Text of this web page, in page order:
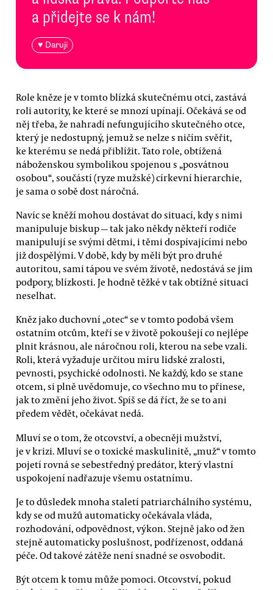
a přidejte se k nám!
♥ Daruji
Role kněze je v tomto blízká skutečnému otci, zastává
roli autority, ke které se mnozí upínají. Očekává se od
něj třeba, že nahradí nefungujícího skutečného otce,
který je nedostupný, jemuž se nelze s ničím svěřit,
ke kterému se nedá přiblížit. Tato role, obtížená
náboženskou symbolikou spojenou s „posvátnou
osobou“, součástí (ryze mužské) církevní hierarchie,
je sama o sobě dost náročná.
Navíc se kněží mohou dostávat do situací, kdy s nimi
manipuluje biskup — tak jako někdy někteří rodiče
manipulují se svými dětmi, i těmi dospívajícími nebo
již dospělými. V době, kdy by měli být pro druhé
autoritou, sami tápou ve svém životě, nedostává se jim
podpory, blízkosti. Je hodně těžké v tak obtížné situaci
neselhat.
Kněz jako duchovní „otec“ se v tomto podobá všem
ostatním otcům, kteří se v životě pokoušejí co nejlépe
plnit krásnou, ale náročnou roli, kterou na sebe vzali.
Roli, která vyžaduje určitou míru lidské zralosti,
pevnosti, psychické odolnosti. Ne každý, kdo se stane
otcem, si plně uvědomuje, co všechno mu to přinese,
jak to změní jeho život. Spíš se dá říct, že se to ani
předem vědět, očekávat nedá.
Mluví se o tom, že otcovství, a obecněji mužství,
je v krizi. Mluví se o toxické maskulinitě, „muž“ v tomto
pojetí rovná se sebestředný predátor, který vlastní
uspokojení nadřazuje všemu ostatnímu.
Je to důsledek mnoha staletí patriarchálního systému,
kdy se od mužů automaticky očekávala vláda,
rozhodování, odpovědnost, výkon. Stejně jako od žen
stejně automaticky poslušnost, podřízenost, oddaná
péče. Od takové zátěže není snadné se osvobodit.
Být otcem k tomu může pomoci. Otcovství, pokud